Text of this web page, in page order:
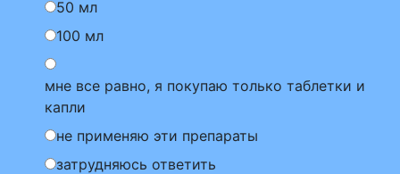
50 мл
100 мл
мне все равно, я покупаю только таблетки и
капли
не применяю эти препараты
затрудняюсь ответить